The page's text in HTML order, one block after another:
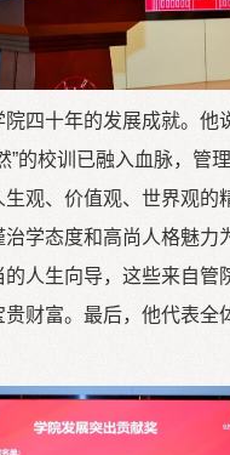
四十年的发展成就。他
”的校训已融入血脉，管
生观、价值观、世界观的
学态度和高尚人格魅力
人生向导，这些来自管
财富。最后，他代表全